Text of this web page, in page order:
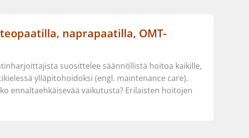
naprapaatilla, OMT-
suosittelee säännöllistä hoitoa kaikille,
ylläpitohoidoksi (engl. maintenance care).
ennaltaehkäisevää vaikutusta? Erilaisten hoitojen